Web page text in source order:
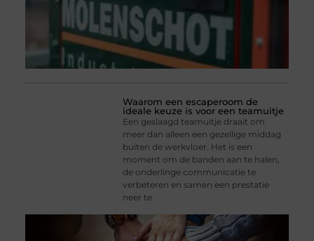
Waarom een escaperoom de
ideale keuze is voor een teamuitje
Een geslaagd teamuitje draait om
meer dan alleen een gezellige middag
buiten de werkvloer. Het is een
moment om de banden aan te halen,
de onderlinge communicatie te
verbeteren en samen een prestatie
neer te